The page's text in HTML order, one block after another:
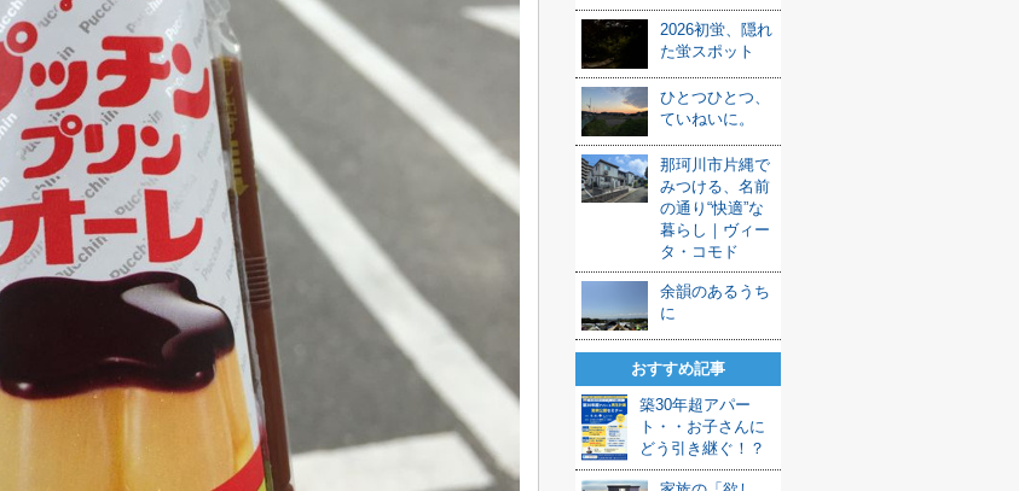
2026初蛍、隠れ
た蛍スポット
ひとつひとつ、
ていねいに。
那珂川市片縄で
みつける、名前
の通り“快適”な
暮らし｜ヴィー
タ・コモド
余韻のあるうち
に
おすすめ記事
築30年超アパー
ト・・お子さんに
どう引き継ぐ！？